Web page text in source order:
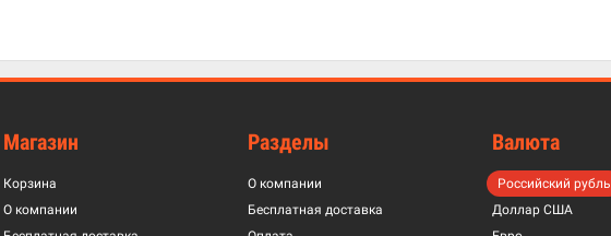
Магазин
Корзина
О компании
Разделы
О компании
Бесплатная доставка
Валюта
Российский рубль
Доллар США